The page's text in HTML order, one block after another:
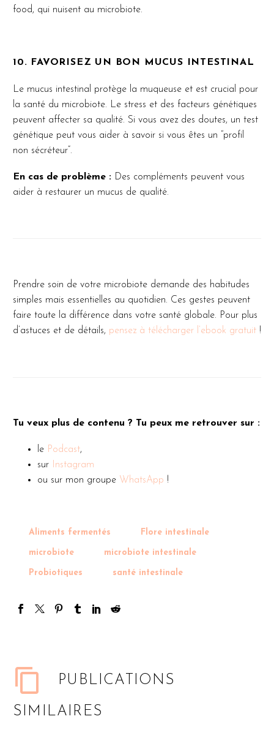
food, qui nuisent au microbiote.
10. FAVORISEZ UN BON MUCUS INTESTINAL
Le mucus intestinal protège la muqueuse et est crucial pour
la santé du microbiote. Le stress et des facteurs génétiques
peuvent affecter sa qualité. Si vous avez des doutes, un test
génétique peut vous aider à savoir si vous êtes un “profil
non sécréteur”.
En cas de problème : Des compléments peuvent vous
aider à restaurer un mucus de qualité.
Prendre soin de votre microbiote demande des habitudes
simples mais essentielles au quotidien. Ces gestes peuvent
faire toute la différence dans votre santé globale. Pour plus
d’astuces et de détails, pensez à télécharger l’ebook gratuit !
Tu veux plus de contenu ? Tu peux me retrouver sur :
le Podcast,
sur
Instagram
ou sur mon groupe WhatsApp !
Aliments fermentés Flore intestinale
microbiote microbiote intestinale
Probiotiques santé intestinale
PUBLICATIONS
SIMILAIRES